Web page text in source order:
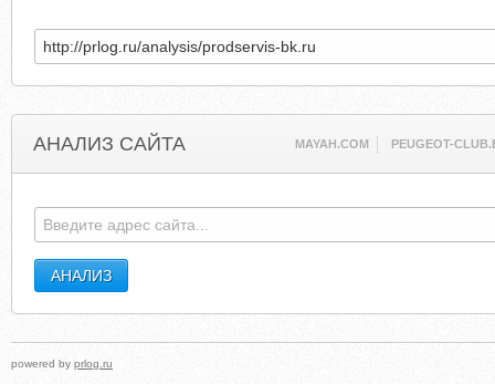
АНАЛИЗ САЙТА MAYAH.COM PEUGEOT-
powered by prlog.ru